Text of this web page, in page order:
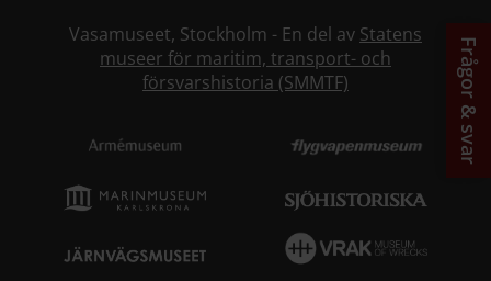
Frågor & svar
Vasamuseet, Stockholm - En del av Statens
museer för maritim, transport- och
försvarshistoria (SMMTF)